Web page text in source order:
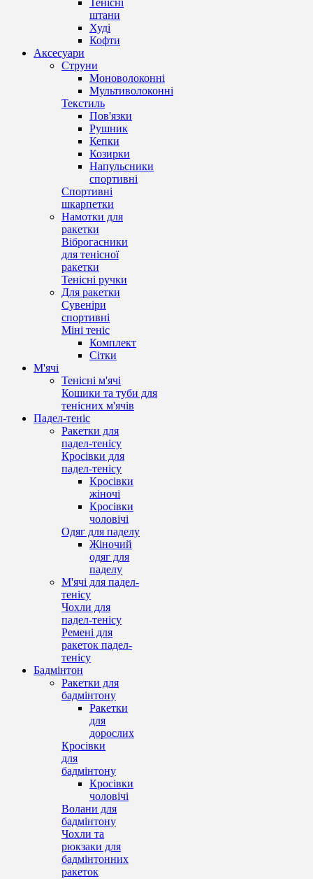
Тенісні
штани
Худі
Кофти
Аксесуари
Струни
Моноволоконні
Мультиволоконні
Текстиль
Пов'язки
Рушник
Кепки
Козирки
Напульсники
спортивні
Спортивні
шкарпетки
Намотки для
ракетки
Віброгасники
для тенісної
ракетки
Тенісні ручки
Для ракетки
Сувеніри
спортивні
Міні теніс
Комплект
Сітки
М'ячі
Тенісні м'ячі
Кошики та туби для
тенісних м'ячів
Падел-теніс
Ракетки для
падел-тенісу
Кросівки для
падел-тенісу
Кросівки
жіночі
Кросівки
чоловічі
Одяг для паделу
Жіночий
одяг для
паделу
М'ячі для падел-
тенісу
Чохли для
падел-тенісу
Ремені для
ракеток падел-
тенісу
Бадмінтон
Ракетки для
бадмінтону
Ракетки
для
дорослих
Кросівки
для
бадмінтону
Кросівки
чоловічі
Волани для
бадмінтону
Чохли та
рюкзаки для
бадмінтонних
ракеток